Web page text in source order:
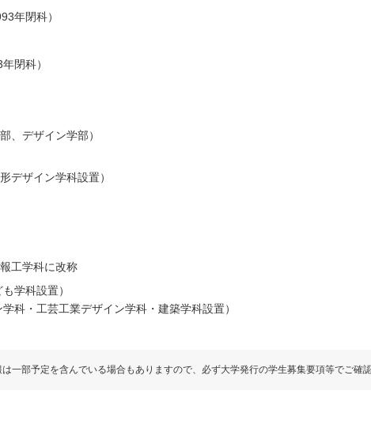
年閉科）
閉科）
、デザイン学部）
デザイン学科設置）
工学科に改称
学科設置）
科・工芸工業デザイン学科・建築学科設置）
一部予定を含んでいる場合もありますので、必ず大学発行の学生募集要項等でご確認